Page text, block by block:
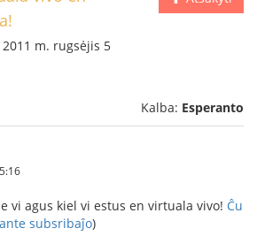
2011 m. rugsėjis 5
Kalba: Esperanto
vi agus kiel vi estus en virtuala vivo! Ĉu
subsribaĵo)